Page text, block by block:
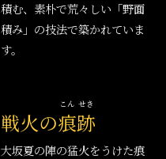
積む、素朴で荒々しい「野面
積み」の技法で築かれていま
す。
戦火の痕
こん
跡
せき
大坂夏の陣の猛火をうけた痕